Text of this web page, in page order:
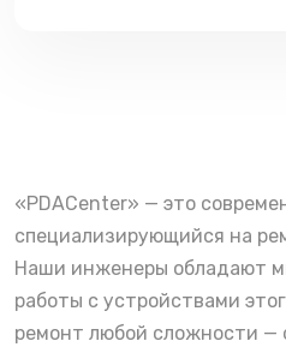
«PDACenter» — это
специализирующийся на
Наши инженеры обладают
работы с устройствами
ремонт любой сложности —